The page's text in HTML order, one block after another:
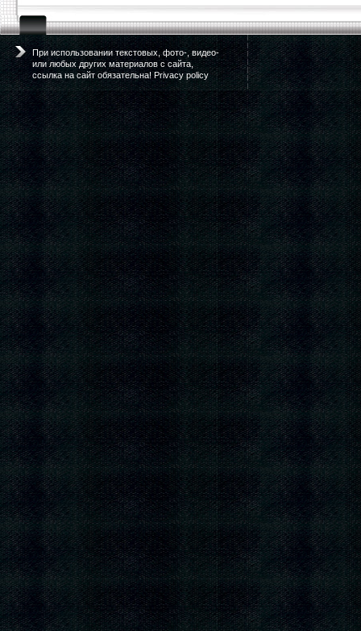
При использовании текстовых, фото-, видео-
или любых других материалов с сайта,
ссылка на сайт обязательна! Privacy policy